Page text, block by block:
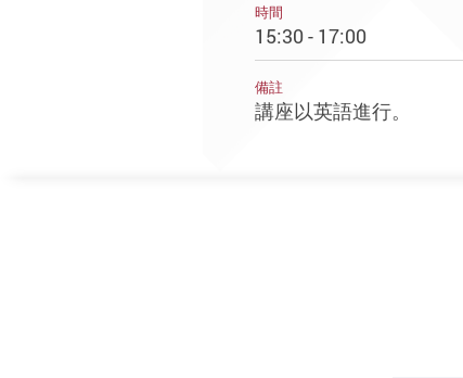
時間
15:30 - 17:00
備註
講座以英語進行。